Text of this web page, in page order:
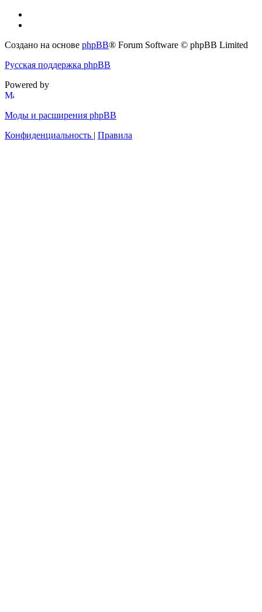
Создано на основе phpBB® Forum Software © phpBB Limited
Русская поддержка phpBB
Powered by
Моды и расширения phpBB
Конфиденциальность | Правила